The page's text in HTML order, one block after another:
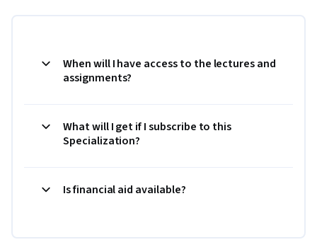
When will I have access to the lectures and
assignments?
What will I get if I subscribe to this
Specialization?
Is financial aid available?